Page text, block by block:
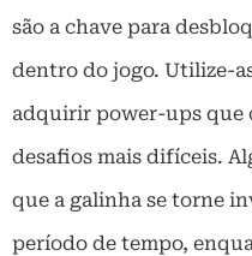
são a chave para
dentro do jogo. Utilize-
adquirir power-ups que
desafios mais difíceis.
que a galinha se torne
período de tempo,